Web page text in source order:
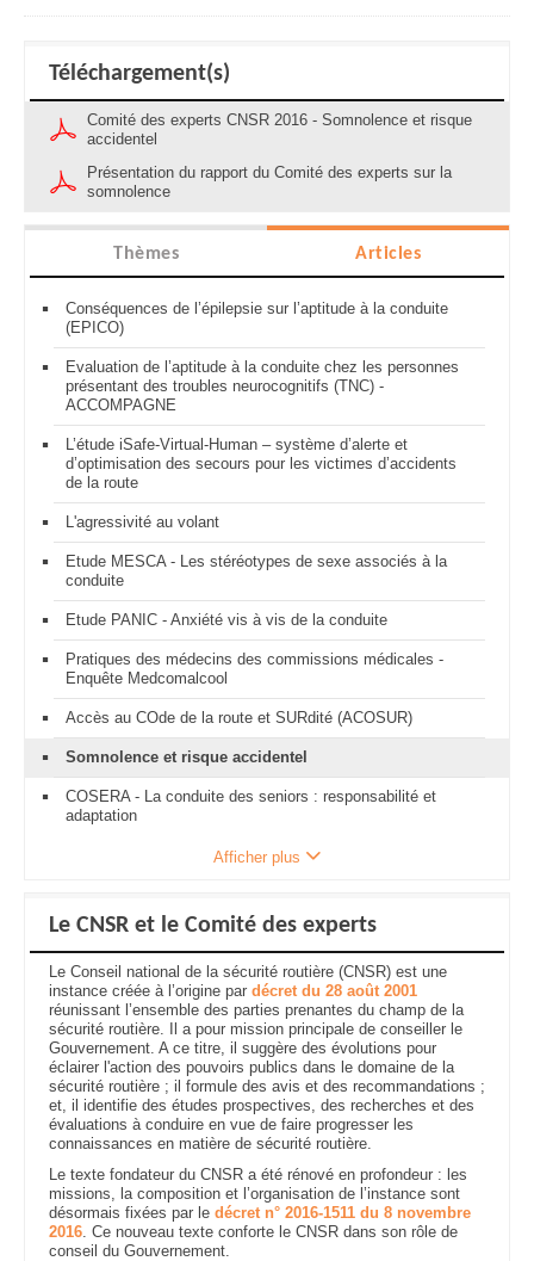
Téléchargement(s)
Comité des experts CNSR 2016 - Somnolence et risque
accidentel
Présentation du rapport du Comité des experts sur la
somnolence
Thèmes Articles
Conséquences de l’épilepsie sur l’aptitude à la conduite
(EPICO)
Evaluation de l’aptitude à la conduite chez les personnes
présentant des troubles neurocognitifs (TNC) -
ACCOMPAGNE
L’étude iSafe-Virtual-Human – système d’alerte et
d’optimisation des secours pour les victimes d’accidents
de la route
L'agressivité au volant
Etude MESCA - Les stéréotypes de sexe associés à la
conduite
Etude PANIC - Anxiété vis à vis de la conduite
Pratiques des médecins des commissions médicales -
Enquête Medcomalcool
Accès au COde de la route et SURdité (ACOSUR)
Somnolence et risque accidentel
COSERA - La conduite des seniors : responsabilité et
adaptation
Afficher plus
Le CNSR et le Comité des experts
Le Conseil national de la sécurité routière (CNSR) est une
instance créée à l’origine par décret du 28 août 2001
réunissant l’ensemble des parties prenantes du champ de la
sécurité routière. Il a pour mission principale de conseiller le
Gouvernement. A ce titre, il suggère des évolutions pour
éclairer l'action des pouvoirs publics dans le domaine de la
sécurité routière ; il formule des avis et des recommandations ;
et, il identifie des études prospectives, des recherches et des
évaluations à conduire en vue de faire progresser les
connaissances en matière de sécurité routière.
Le texte fondateur du CNSR a été rénové en profondeur : les
missions, la composition et l’organisation de l’instance sont
désormais fixées par le décret n° 2016-1511 du 8 novembre
2016. Ce nouveau texte conforte le CNSR dans son rôle de
conseil du Gouvernement.